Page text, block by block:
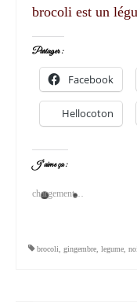
brocoli est un
Partager :
Facebook
Hellocoton
J’aime ça :
chargement…
brocoli gingembre legume